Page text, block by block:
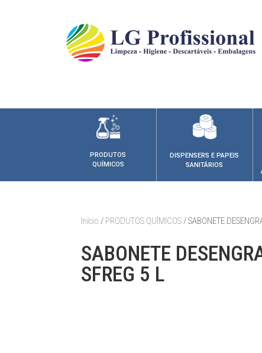
PRODUTOS
QUÍMICOS
DISPENSERS E PAPEIS
SANITÁRIOS
Início / PRODUTOS QUÍMICOS/ SABONETE
SABONETE
SFREG 5 L